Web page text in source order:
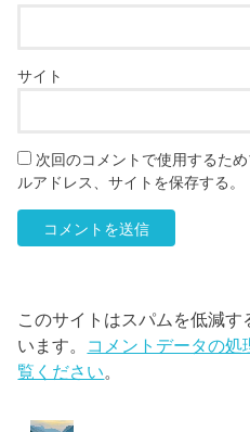
サイト
次回のコメントで使用するた
ルアドレス、サイトを保存する。
このサイトはスパムを低減す
います。 コメントデータの
覧ください。